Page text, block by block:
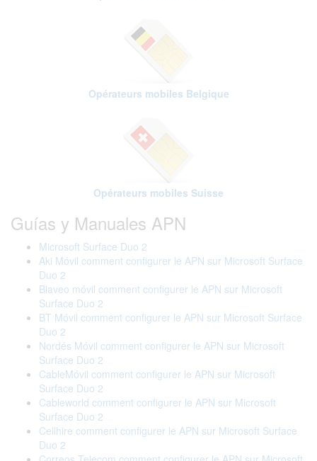
Opérateurs mobiles Belgique
Opérateurs mobiles Suisse
Guías y Manuales APN
Microsoft Surface Duo 2
Aki Móvil comment configurer le APN sur Microsoft Surface
Duo 2
Blaveo móvil comment configurer le APN sur Microsoft
Surface Duo 2
BT Móvil comment configurer le APN sur Microsoft Surface
Duo 2
Nordés Móvil comment configurer le APN sur Microsoft
Surface Duo 2
CableMóvil comment configurer le APN sur Microsoft
Surface Duo 2
Cableworld comment configurer le APN sur Microsoft
Surface Duo 2
Cellhire comment configurer le APN sur Microsoft Surface
Duo 2